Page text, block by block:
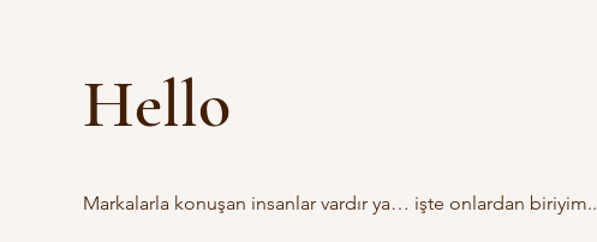
Hello
Markalarla konuşan insanlar vardır ya… işte onlardan biriyim..